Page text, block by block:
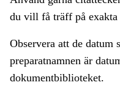
du vill få träff på exakta
Observera att de
preparatnamnen är
dokumentbiblioteket.